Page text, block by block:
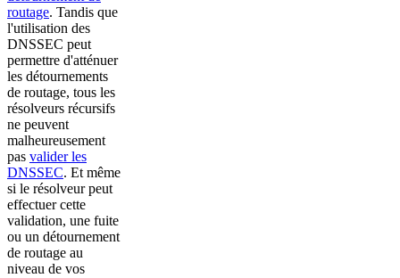
routage. Tandis que
l'utilisation des
DNSSEC peut
permettre d'atténuer
les détournements
de routage, tous les
résolveurs récursifs
ne peuvent
malheureusement
pas valider les
DNSSEC. Et même
si le résolveur peut
effectuer cette
validation, une fuite
ou un détournement
de routage au
niveau de vos